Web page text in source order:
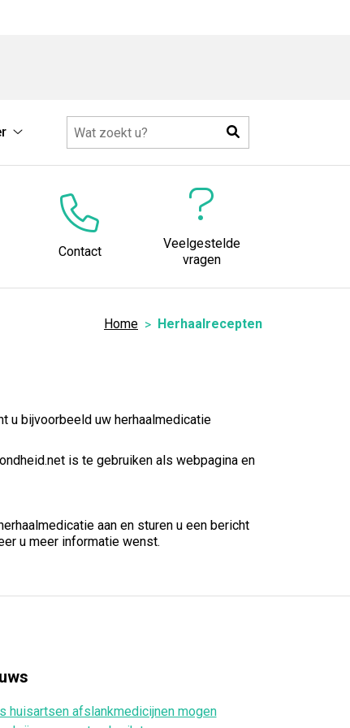
submenu
Zoeken
Contact
Veelgestelde
vragen
Home Herhaalrecepten
u bijvoorbeeld uw herhaalmedicatie
is te gebruiken als webpagina en
aan en sturen u een bericht
u meer informatie wenst.
huisartsen afslankmedicijnen mogen